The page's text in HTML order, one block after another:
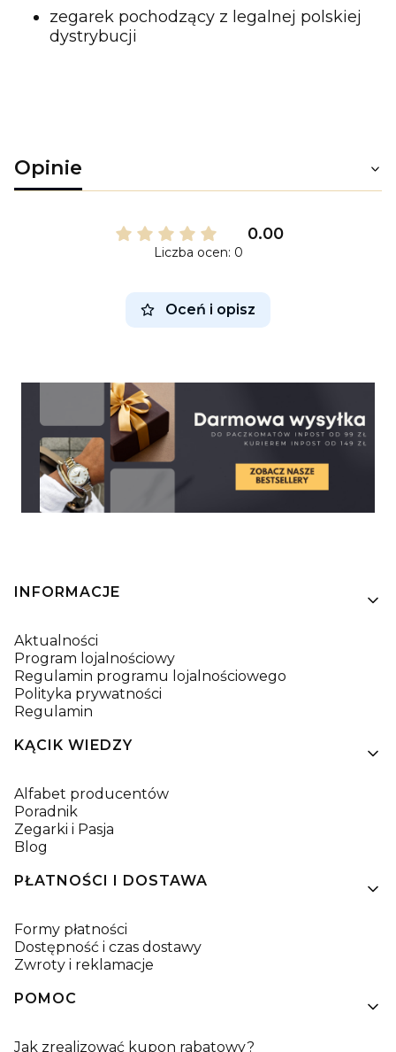
zegarek pochodzący z legalnej polskiej
dystrybucji
Opinie
0.00
Liczba ocen: 0
Oceń i opisz
Linki w stopce
INFORMACJE
Aktualności
Program lojalnościowy
Regulamin programu lojalnościowego
Polityka prywatności
Regulamin
KĄCIK WIEDZY
Alfabet producentów
Poradnik
Zegarki i Pasja
Blog
PŁATNOŚCI I DOSTAWA
Formy płatności
Dostępność i czas dostawy
Zwroty i reklamacje
POMOC
Jak zrealizować kupon rabatowy?